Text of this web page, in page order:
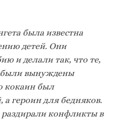
была известна
детей. Они
и делали так, что те,
были вынуждены
кокаин был
а героин для бедняков.
конфликты в